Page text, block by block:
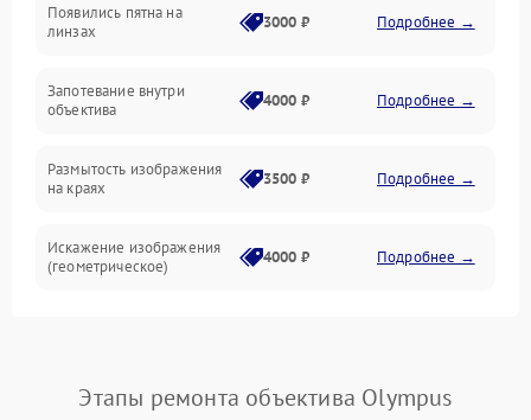
Появились пятна на
линзах
3000 ₽ Подробнее →
Запотевание внутри
объектива
4000 ₽ Подробнее →
Размытость изображения
на краях
3500 ₽ Подробнее →
Искажение изображения
(геометрическое)
4000 ₽ Подробнее →
Проблемы с резкостью
Этапы ремонта объектива Olympus